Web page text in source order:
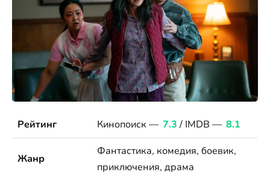
Рейтинг Кинопоиск — 7.3 / IMDB — 8.1
Жанр
Фантастика, комедия, боевик,
приключения, драма